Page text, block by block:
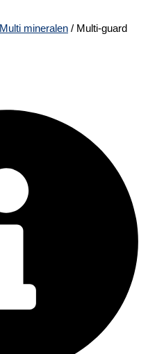
Multi mineralen / Multi-guard